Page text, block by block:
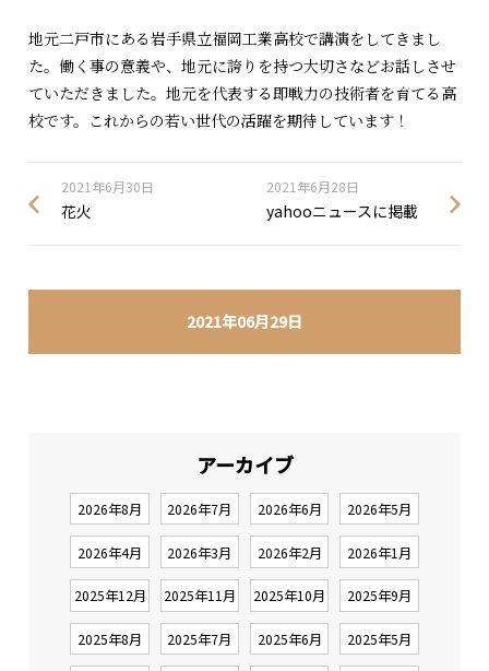
2021年06月29日
地元二戸市にある岩手県立福岡工業高校で講演をしてきまし
た。働く事の意義や、地元に誇りを持つ大切さなどお話しさせ
ていただきました。地元を代表する即戦力の技術者を育てる高
校です。これからの若い世代の活躍を期待しています！
2021年6月30日
花火
2021年6月28日
yahooニュースに掲載
アーカイブ
2026年8月 2026年7月 2026年6月 2026年5月
2026年4月 2026年3月 2026年2月 2026年1月
2025年12月 2025年11月 2025年10月 2025年9月
2025年8月 2025年7月 2025年6月 2025年5月